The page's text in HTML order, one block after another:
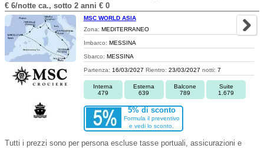
€ 6/notte ca., sotto 2 anni € 0
MSC WORLD ASIA
Zona: MEDITERRANEO
Imbarco: MESSINA
Sbarco: MESSINA
Partenza: 16/03/2027 Rientro: 23/03/2027 notti: 7
Interna
479
Esterna
639
Balcone
789
Suite
1.679
5% di sconto
Formula il preventivo
e vedi lo sconto.
Tutti i prezzi sono per persona escluse tasse portuali, assicurazioni e